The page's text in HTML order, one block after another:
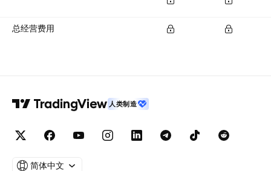
总经营费用
人类制造
简体中文